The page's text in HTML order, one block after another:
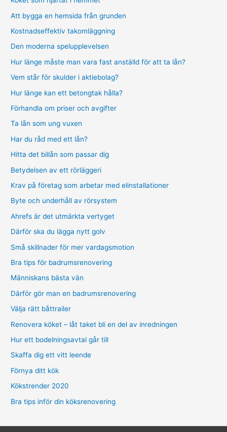
Att bygga en hemsida från grunden
Kostnadseffektiv takomläggning
Den moderna spelupplevelsen
Hur länge måste man vara fast anställd för att ta lån?
Vem står för skulder i aktiebolag?
Hur länge kan ett betongtak hålla?
Förhandla om priser och avgifter
Ta lån som ung vuxen
Har du råd med ett lån?
Hitta det billån som passar dig
Betydelsen av ett rörläggeri
Krav på företag som arbetar med elinstallationer
Byte och underhåll av rörsystem
Ahrefs är det utmärkta vertyget
Därför ska du lägga nytt golv
Små skillnader för mer vardagsmotion
Bra tips för badrumsrenovering
Människans bästa vän
Därför gör man en badrumsrenovering
Välja rätt båttrailer
Renovera köket – låt taket bli en del av inredningen
Hur ett bodelningsavtal går till
Skaffa dig ett vitt leende
Förnya ditt kök
Kökstrender 2020
Bra tips inför din köksrenovering